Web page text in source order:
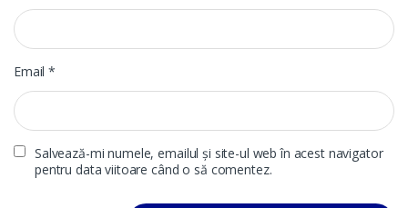
Email*
Salvează-mi numele, emailul și site-ul web în acest navigator
pentru data viitoare când o să comentez.